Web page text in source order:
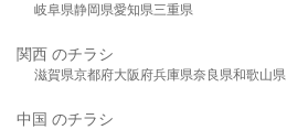
岐阜県静岡県愛知県三重県
関西 のチラシ
滋賀県京都府大阪府兵庫県奈良県和歌山県
中国 のチラシ